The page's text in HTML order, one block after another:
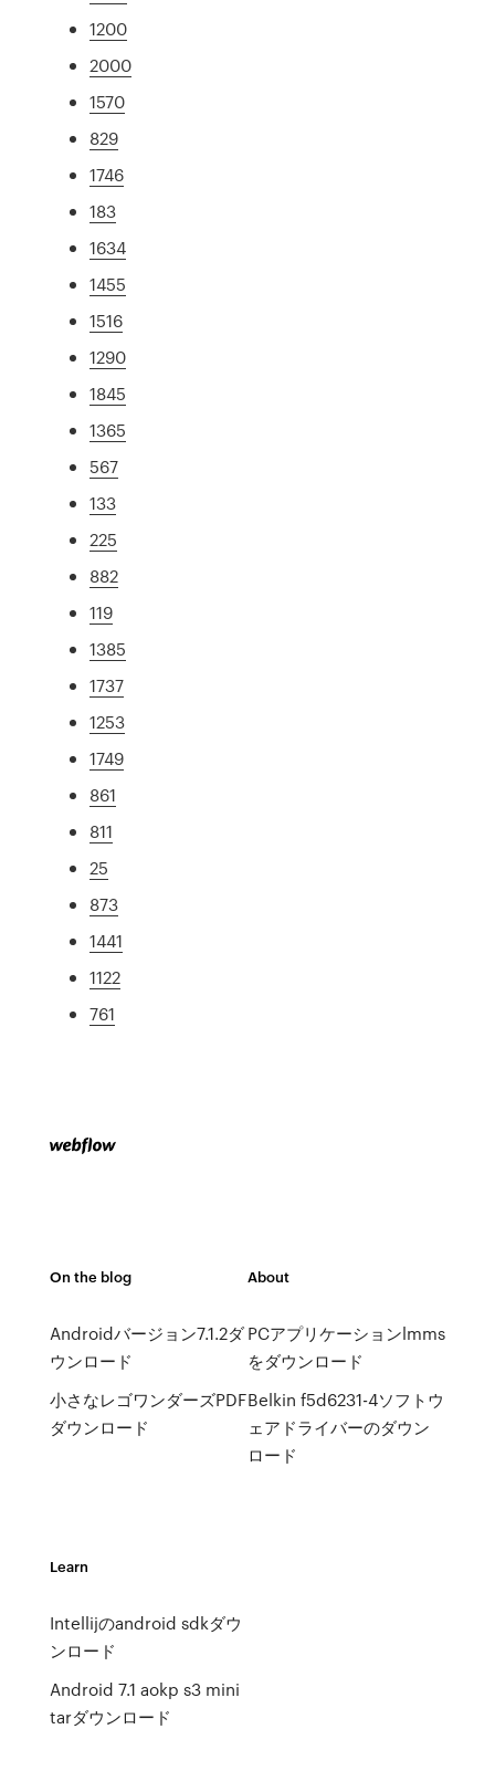
1200
2000
1570
829
1746
183
1634
1455
1516
1290
1845
1365
567
133
225
882
119
1385
1737
1253
1749
861
811
25
873
1441
1122
761
On the blog
Androidバージョン7.1.2ダ
ウンロード
小さなレゴワンダーズPDF
ダウンロード
About
PCアプリケーションlmms
をダウンロード
Belkin f5d6231-4ソフトウ
ェアドライバーのダウン
ロード
Learn
Intellijのandroid sdkダウ
ンロード
Android 7.1 aokp s3 mini
tarダウンロード